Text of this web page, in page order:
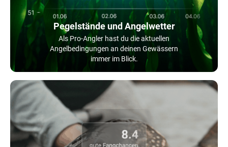
Pegelstände und Angelwetter
Als Pro-Angler hast du die aktuellen
Angelbedingungen an deinen Gewässern
immer im Blick.